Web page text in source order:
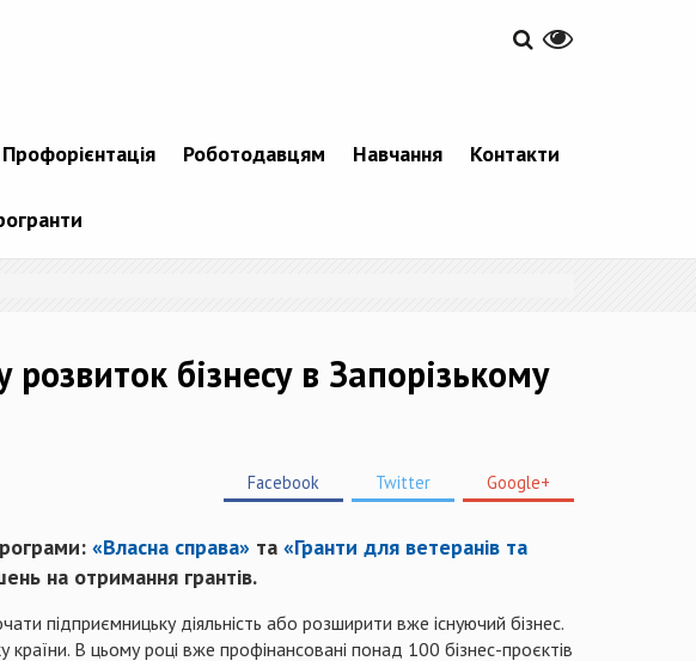
Профорієнтація Роботодавцям Навчання Контакти
бізнесу в Запорізькому
Facebook Twitter Google+
«Власна справа» та «Гранти для ветеранів та
на отримання грантів.
підприємницьку діяльність або розширити вже існуючий бізнес.
В цьому році вже профінансовані понад 100 бізнес-проєктів